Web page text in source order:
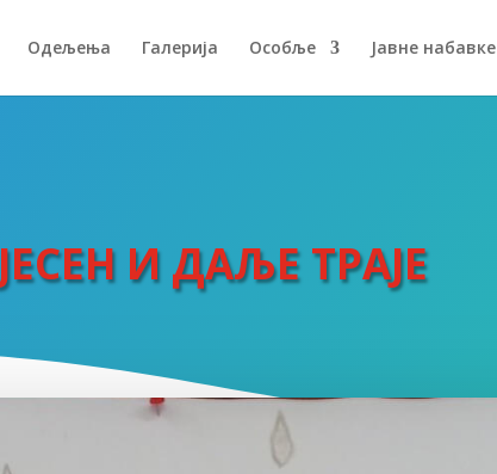
Одељења Галерија Особље Јавне набавке
ЈЕСЕН И ДАЉЕ ТРАЈЕ